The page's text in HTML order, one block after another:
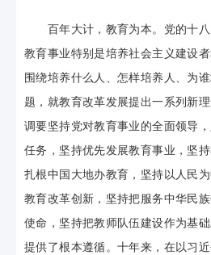
百年大计，教育为本。党的十八
教育事业特别是培养社会主义建设
围绕培养什么人、怎样培养人、为
题，就教育改革发展提出一系列新
调要坚持党对教育事业的全面领导
任务，坚持优先发展教育事业，坚
扎根中国大地办教育，坚持以人民
教育改革创新，坚持把服务中华民
使命，坚持把教师队伍建设作为基
提供了根本遵循。十年来，在以习